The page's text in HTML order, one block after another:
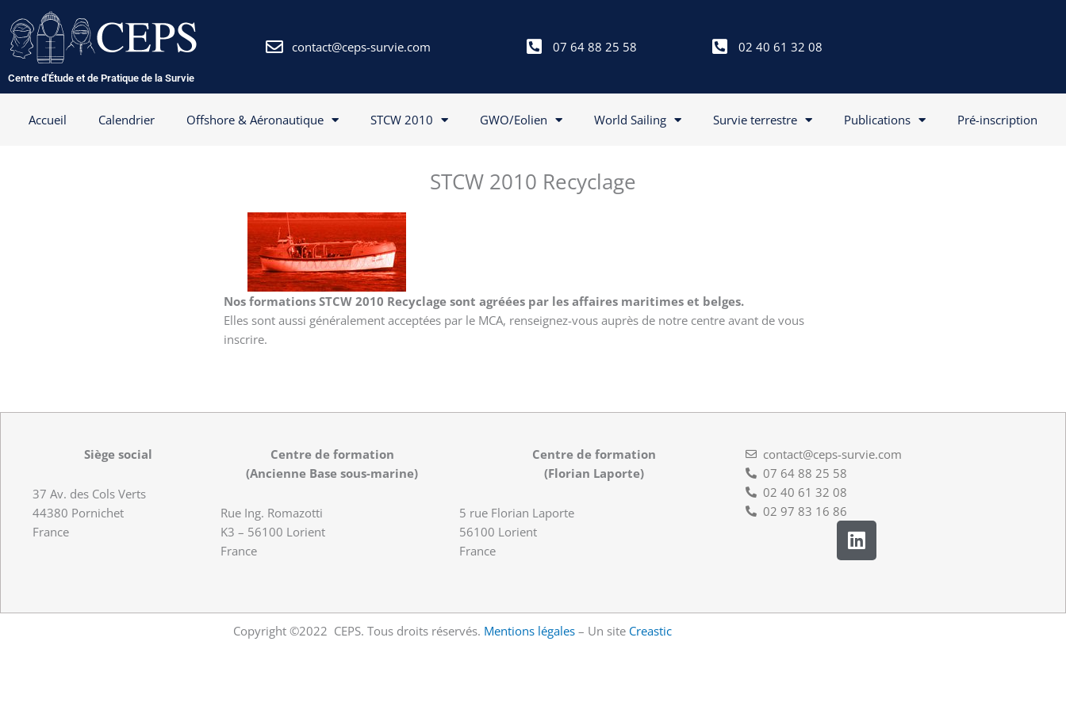
au
contenu
Centre d'Étude et de Pratique de la Survie
contact@ceps-survie.com 07 64 88 25 58 02 40 61 32 08
Accueil Calendrier Offshore & Aéronautique STCW 2010 GWO/Eolien World Sailing Survie terrestre Publications Pré-inscription
STCW 2010 Recyclage
Nos formations STCW 2010 Recyclage sont agréées par les affaires maritimes et belges.
Elles sont aussi généralement acceptées par le MCA, renseignez-vous auprès de notre centre avant de vous
inscrire.
Siège social
37 Av. des Cols Verts
44380 Pornichet
France
Centre de formation
(Ancienne Base sous-marine)
Rue Ing. Romazotti
K3 – 56100 Lorient
France
Centre de formation
(Florian Laporte)
5 rue Florian Laporte
56100 Lorient
France
contact@ceps-survie.com
07 64 88 25 58
02 40 61 32 08
02 97 83 16 86
L
i
n
e
Copyright ©2022 CEPS. Tous droits réservés. Mentions légales– Un site Creastic